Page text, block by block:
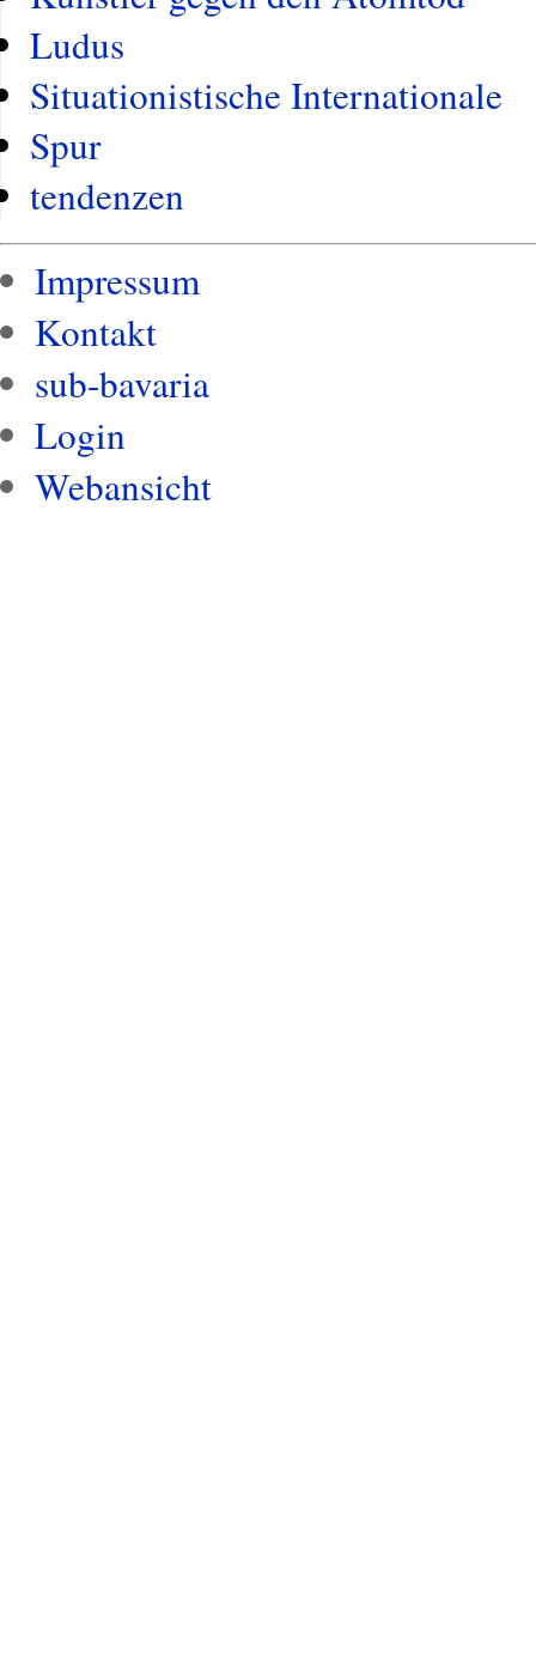
Ludus
Situationistische Internationale
Spur
tendenzen
Impressum
Kontakt
sub-bavaria
Login
Webansicht